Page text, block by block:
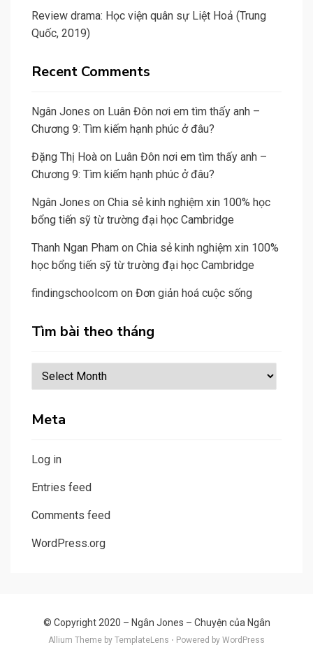
Review drama: Học viện quân sự Liệt Hoả (Trung
Quốc, 2019)
Recent Comments
Ngân Jones on Luân Đôn nơi em tìm thấy anh –
Chương 9: Tìm kiếm hạnh phúc ở đâu?
Đặng Thị Hoà on Luân Đôn nơi em tìm thấy anh –
Chương 9: Tìm kiếm hạnh phúc ở đâu?
Ngân Jones on Chia sẻ kinh nghiệm xin 100% học
bổng tiến sỹ từ trường đại học Cambridge
Thanh Ngan Pham on Chia sẻ kinh nghiệm xin 100%
học bổng tiến sỹ từ trường đại học Cambridge
findingschoolcom on Đơn giản hoá cuộc sống
Tìm bài theo tháng
Tìm
bài
tháng
Meta
Log in
Entries feed
Comments feed
WordPress.org
© Copyright 2020 – Ngân Jones – Chuyện của Ngân
Allium Theme by TemplateLens ⋅ Powered by WordPress